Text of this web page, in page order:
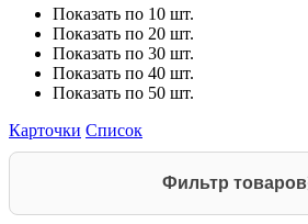
Показать по 10 шт.
Показать по 20 шт.
Показать по 30 шт.
Показать по 40 шт.
Показать по 50 шт.
Карточки Список
Фильтр товаров